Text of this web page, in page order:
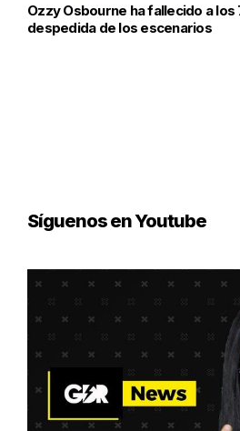
Ozzy Osbourne ha fallecido a los
despedida de los escenarios
Síguenos en Youtube